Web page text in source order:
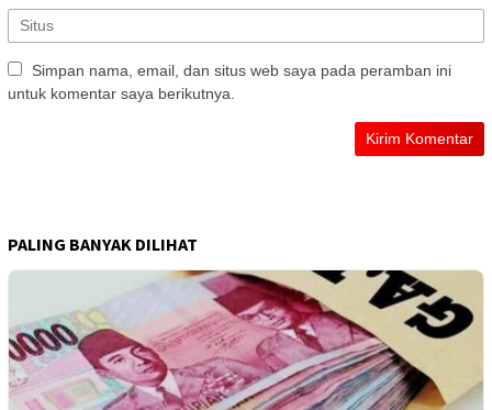
Simpan nama, email, dan situs web saya pada peramban ini
untuk komentar saya berikutnya.
PALING BANYAK DILIHAT